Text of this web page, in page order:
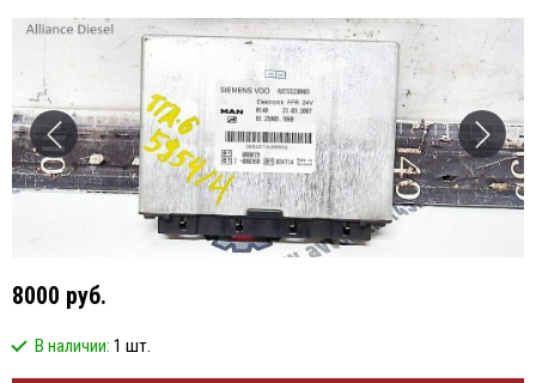
8000 руб.
В наличии: 1 шт.